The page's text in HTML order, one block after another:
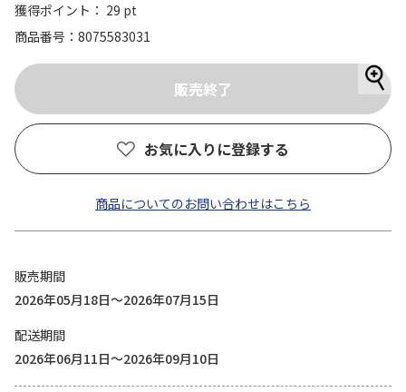
獲得ポイント： 29 pt
商品番号
8075583031
お気に入りに登録する
商品についてのお問い合わせはこちら
販売期間
2026年05月18日～2026年07月15日
配送期間
2026年06月11日～2026年09月10日